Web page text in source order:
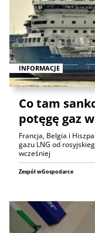
INFORMACJE
Co tam
potęgę gaz
Francja, Belgia i
gazu LNG od
wcześniej
Zespół wGospodarce